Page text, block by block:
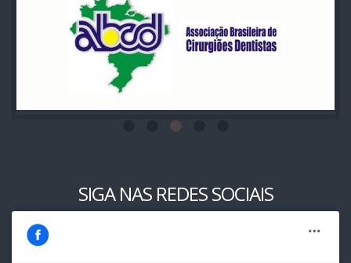
SIGA NAS REDES SOCIAIS